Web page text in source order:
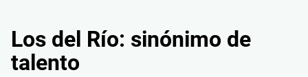
Los del Río: sinónimo de
talento